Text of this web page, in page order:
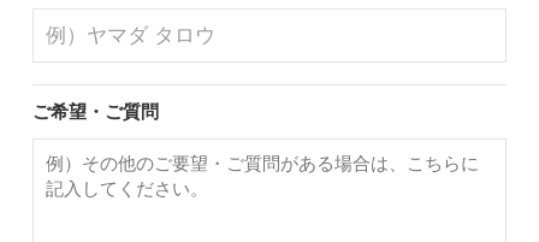
ご希望・ご質問